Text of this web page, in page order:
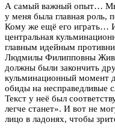
А самый важный опыт…
у меня была главная роль,
Кому же ещё его играть…
центральная
главным идейным
Людмилы Филипповны
должны были закончить
кульминационный момент
обиды на несправедливые
Текст у неё был
легче станет». И вот не
лицо в ладонях, чтобы